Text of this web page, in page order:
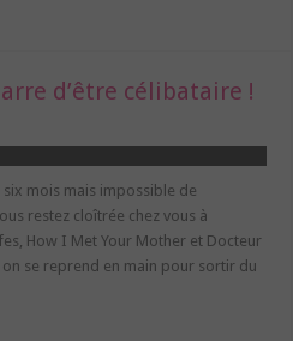
d’être célibataire !
mois mais impossible de
restez cloîtrée chez vous à
How I Met Your Mother et Docteur
se reprend en main pour sortir du